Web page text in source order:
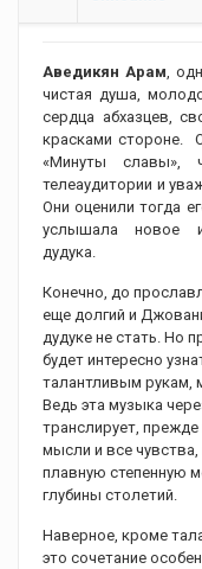
Аведикян Арам,
чистая душа,
сердца абхазцев,
красками стороне.
«Минуты славы»,
телеаудитории и
Они оценили тогда
услышала новое
дудука.
Конечно, до
еще долгий и
дудуке не стать. Но
будет интересно
талантливым рукам,
Ведь эта музыка
транслирует,
мысли и все
плавную степенную
глубины столетий.
Наверное, кроме
это сочетание